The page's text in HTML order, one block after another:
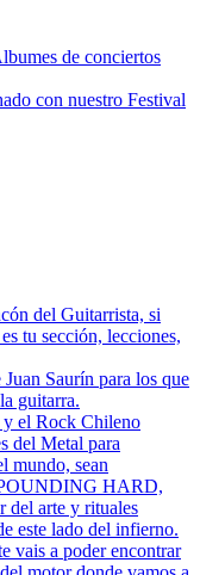
de conciertos
con nuestro Festival
del Guitarrista, si
es tu sección, lecciones,
Juan Saurín para los que
guitarra.
y el Rock Chileno
del Metal para
mundo, sean
POUNDING HARD,
del arte y rituales
este lado del infierno.
vais a poder encontrar